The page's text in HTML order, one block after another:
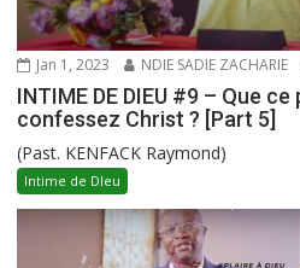
Jan 1, 2023 NDIE SADIE ZACHARIE
INTIME DE DIEU #9 – Que
confessez Christ ? [Part 5]
(Past. KENFACK Raymond)
Intime de DIeu